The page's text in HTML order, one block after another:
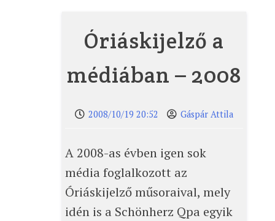
Óriáskijelző a
médiában – 2008
2008/10/19 20:52 Gáspár Attila
A 2008-as évben igen sok
média foglalkozott az
Óriáskijelző műsoraival, mely
idén is a Schönherz Qpa egyik